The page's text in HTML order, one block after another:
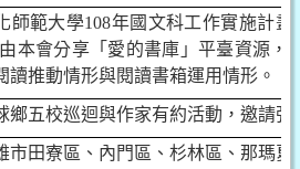
師範大學108年國文科工作實施計畫
由本會分享「愛的書庫」平臺資源，
讀推動情形與閱讀書箱運用情形。
鄉五校巡迴與作家有約活動，邀請
市田寮區、內門區、杉林區、那瑪